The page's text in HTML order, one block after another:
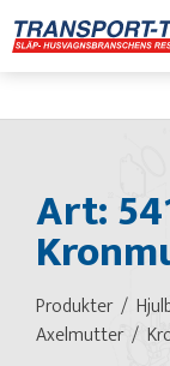
Art:
Produkter
Axelmutter